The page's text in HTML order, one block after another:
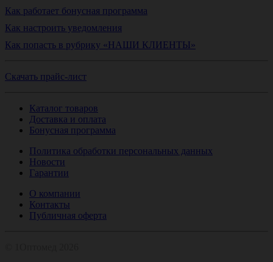
Как работает бонусная программа
Как настроить уведомления
Как попасть в рубрику «НАШИ КЛИЕНТЫ»
Скачать прайс-лист
Каталог товаров
Доставка и оплата
Бонусная программа
Политика обработки персональных данных
Новости
Гарантии
О компании
Контакты
Публичная оферта